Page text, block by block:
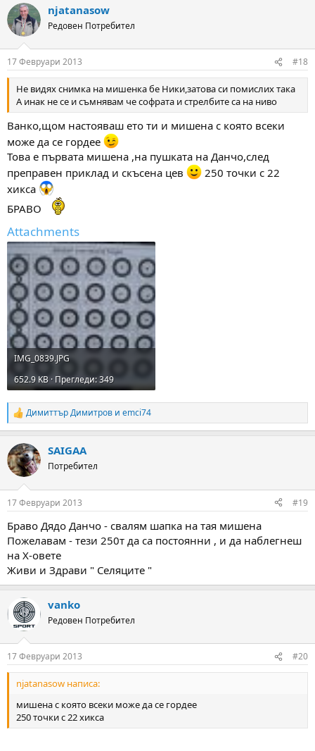
njatanasow
Редовен Потребител
17 Февруари 2013 #18
Не видях снимка на мишенка бе Ники,затова си помислих така
А инак не се и съмнявам че софрата и стрелбите са на ниво
Ванко,щом настояваш ето ти и мишена с която всеки
може да се гордее
Това е първата мишена ,на пушката на Данчо,след
преправен приклад и скъсена цев
250 точки с 22
хикса
БРАВО
Attachments
IMG_0839.JPG
652.9 KB · Прегледи: 349
R
e
c
t
i
s
Димиттър Димитров и emci74
SAIGAA
Потребител
17 Февруари 2013 #19
Браво Дядо Данчо - свалям шапка на тая мишена
Пожелавам - тези 250т да са постоянни , и да наблегнеш
на Х-овете
Живи и Здрави " Селяците "
vanko
Редовен Потребител
17 Февруари 2013 #20
njatanasow написа:
мишена с която всеки може да се гордее
250 точки с 22 хикса